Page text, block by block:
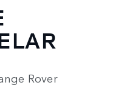
Rover